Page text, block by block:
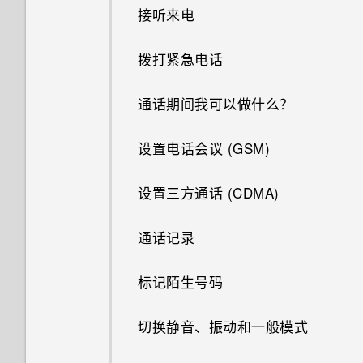
我的麦克风损坏了。怎么办？
是否可以改变手机的系统字体样
为我的铃声？
如何关闭截取屏幕画面时的快门
示。
如何找到手机的 IMEI/MEID 和
序列号？
如何启用或停用设备管理员应用
声音和振动提示。如何将它停
卡进行数据连接
利用双卡双待设置管理
旅行模式
重启 HTC U11（软重置）
通知
Motion Launch 感应启动
选择、复制和粘贴文本
输入文字
获取帮助和故障排除
行拍摄
调整握压力水平
在应用程序内通过握压手势执行
动作
分配应用程序内动作到握压手势
分配应用程序内动作的示例
更改应用程序内动作
常见问题
自拍
快速调整照片的曝光度
连拍照片
使用疾速 HDR
全景自拍
拍摄超广角全景自拍
拍摄全景照片
录制延时拍摄视频
切换最近打开的应用程序
同时使用两个应用程序
使用画中画
控制应用程序权限
设置默认应用程序
设置应用程序链接
禁用应用程序
邮件
天气
时钟
录音机
接听来电
拨打紧急电话
通话期间我可以做什么？
设置电话会议 (GSM)
设置三方通话 (CDMA)
通话记录
标记陌生号码
切换静音、振动和一般模式